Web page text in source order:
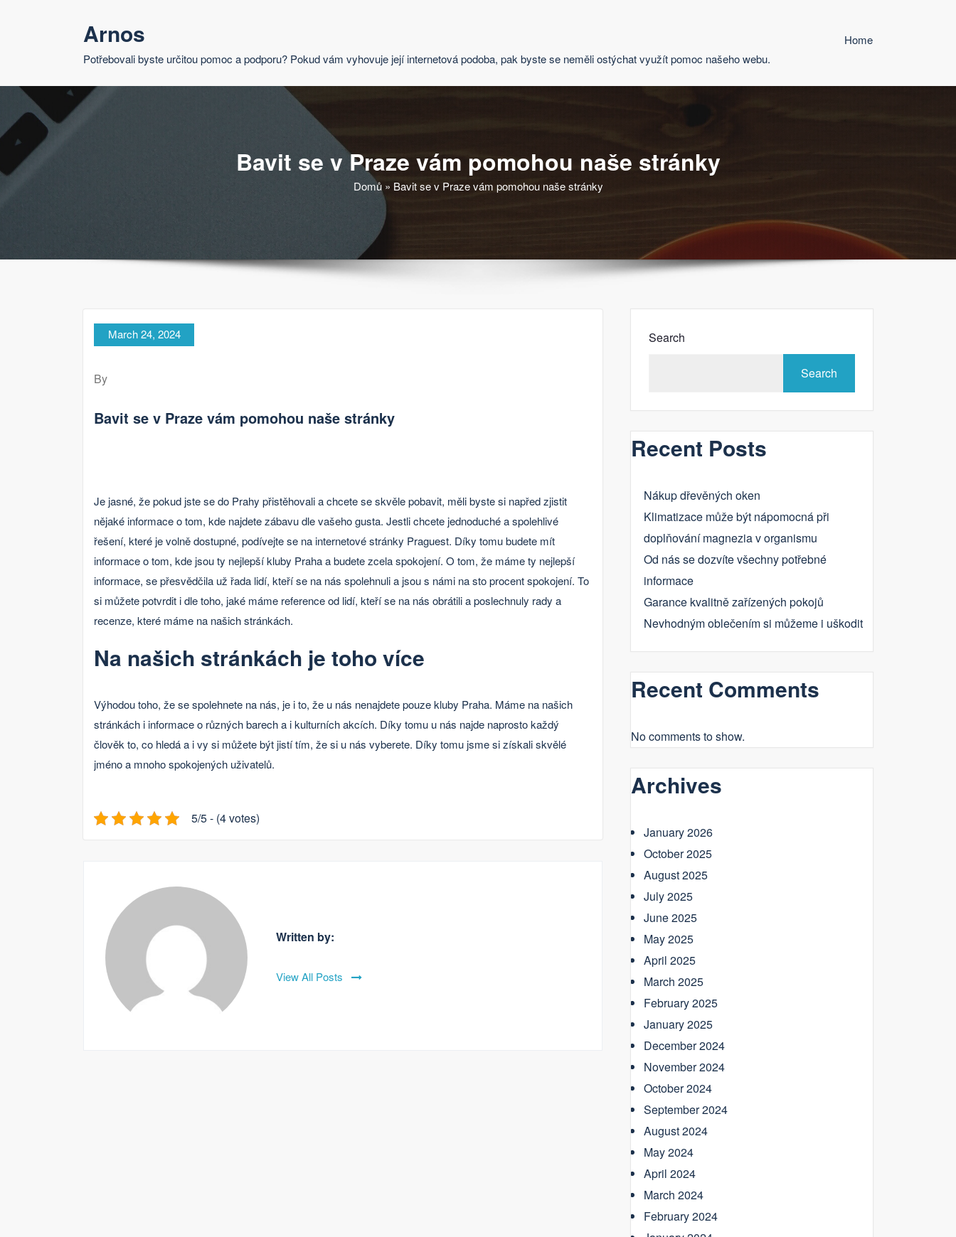
Arnos
Potřebovali byste určitou pomoc a podporu? Pokud vám vyhovuje její internetová podoba, pak byste se neměli ostýchat využít pomoc našeho webu.
Home
Bavit se v Praze vám pomohou naše stránky
Domů» Bavit se v Praze vám pomohou naše stránky
March 24, 2024
By
Bavit se v Praze vám pomohou naše stránky
Je jasné, že pokud jste se do Prahy přistěhovali a chcete se skvěle pobavit, měli byste si napřed zjistit
nějaké informace o tom, kde najdete zábavu dle vašeho gusta. Jestli chcete jednoduché a spolehlivé
řešení, které je volně dostupné, podívejte se na internetové stránky Praguest. Díky tomu budete mít
informace o tom, kde jsou ty nejlepšíkluby Prahaa budete zcela spokojení. O tom, že máme ty nejlepší
informace, se přesvědčila už řada lidí, kteří se na nás spolehnuli a jsou s námi na sto procent spokojení. To
si můžete potvrdit i dle toho, jaké máme reference od lidí, kteří se na nás obrátili a poslechnuly rady a
recenze, které máme na našich stránkách.
Na našich stránkách je toho více
Výhodou toho, že se spolehnete na nás, je i to, že u nás nenajdete pouze kluby Praha. Máme na našich
stránkách i informace o různých barech a i kulturních akcích. Díky tomu u nás najde naprosto každý
člověk to, co hledá a i vy si můžete být jistí tím, že si u nás vyberete. Díky tomu jsme si získali skvělé
jméno a mnoho spokojených uživatelů.
5/5 - (4 votes)
Written by:
View All Posts
Search
Search
Recent Posts
Nákup dřevěných oken
Klimatizace může být nápomocná při
doplňování magnezia v organismu
Od nás se dozvíte všechny potřebné
informace
Garance kvalitně zařízených pokojů
Nevhodným oblečením si můžeme i uškodit
Recent Comments
No comments to show.
Archives
January 2026
October 2025
August 2025
July 2025
June 2025
May 2025
April 2025
March 2025
February 2025
January 2025
December 2024
November 2024
October 2024
September 2024
August 2024
May 2024
April 2024
March 2024
February 2024